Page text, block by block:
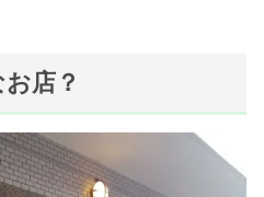
店？